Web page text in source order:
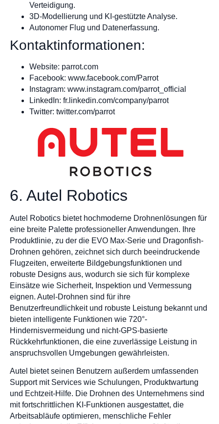
Verteidigung.
3D-Modellierung und KI-gestützte Analyse.
Autonomer Flug und Datenerfassung.
Kontaktinformationen:
Website: parrot.com
Facebook: www.facebook.com/Parrot
Instagram: www.instagram.com/parrot_official
LinkedIn: fr.linkedin.com/company/parrot
Twitter: twitter.com/parrot
6. Autel Robotics
Autel Robotics bietet hochmoderne Drohnenlösungen für
eine breite Palette professioneller Anwendungen. Ihre
Produktlinie, zu der die EVO Max-Serie und Dragonfish-
Drohnen gehören, zeichnet sich durch beeindruckende
Flugzeiten, erweiterte Bildgebungsfunktionen und
robuste Designs aus, wodurch sie sich für komplexe
Einsätze wie Sicherheit, Inspektion und Vermessung
eignen. Autel-Drohnen sind für ihre
Benutzerfreundlichkeit und robuste Leistung bekannt und
bieten intelligente Funktionen wie 720°-
Hindernisvermeidung und nicht-GPS-basierte
Rückkehrfunktionen, die eine zuverlässige Leistung in
anspruchsvollen Umgebungen gewährleisten.
Autel bietet seinen Benutzern außerdem umfassenden
Support mit Services wie Schulungen, Produktwartung
und Echtzeit-Hilfe. Die Drohnen des Unternehmens sind
mit fortschrittlichen KI-Funktionen ausgestattet, die
Arbeitsabläufe optimieren, menschliche Fehler